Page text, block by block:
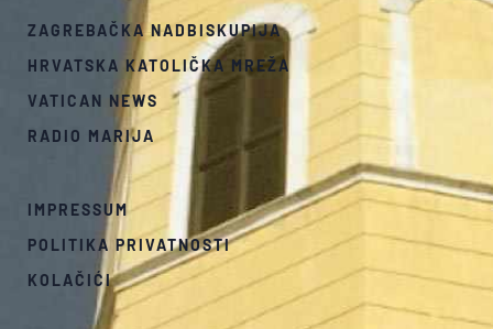
ZAGREBAČKA NADBISKUPIJA
HRVATSKA KATOLIČKA MREŽA
VATICAN NEWS
RADIO MARIJA
IMPRESSUM
POLITIKA PRIVATNOSTI
KOLAČIĆI